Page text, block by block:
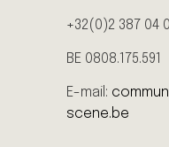
+32(0)2 387 04
BE 0808.175.591
E-mail:
scene.be